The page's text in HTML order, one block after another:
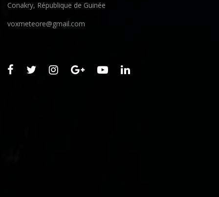
Conakry, République de Guinée
voxmeteore@gmail.com